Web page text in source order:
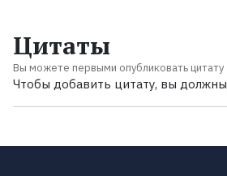
Цитаты
Вы можете первыми опубликовать цитату
Чтобы добавить цитату, вы должны